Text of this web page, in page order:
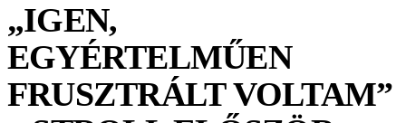
„IGEN,
EGYÉRTELMŰEN
FRUSZTRÁLT VOLTAM”